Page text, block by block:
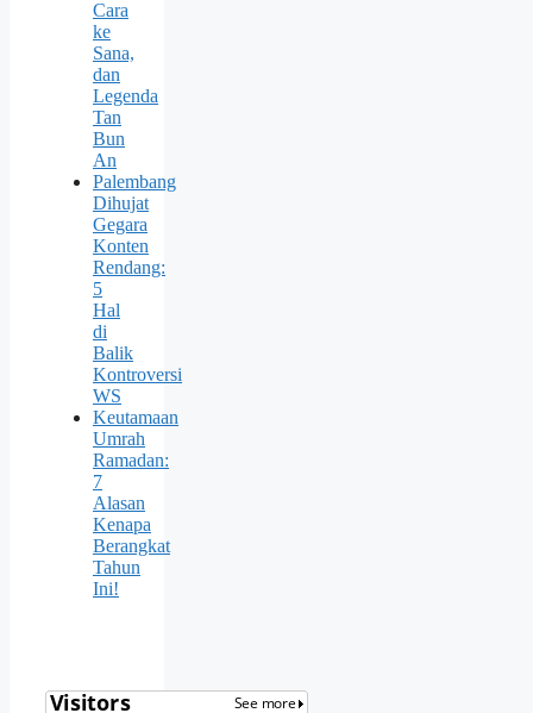
Cara
ke
Sana,
dan
Legenda
Tan
Bun
An
Palembang
Dihujat
Gegara
Konten
Rendang:
5
Hal
di
Balik
Kontroversi
WS
Keutamaan
Umrah
Ramadan:
7
Alasan
Kenapa
Berangkat
Tahun
Ini!